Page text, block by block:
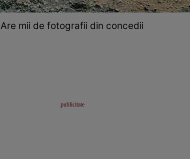
Are mii de fotografii din concedii